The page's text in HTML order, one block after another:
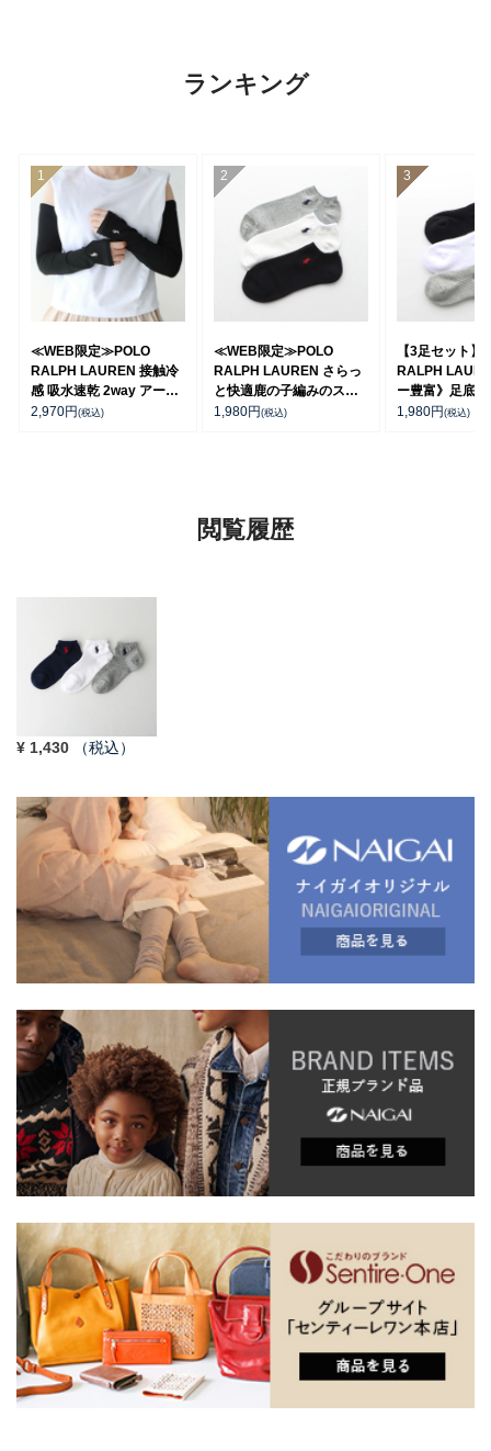
ランキング
≪WEB限定≫POLO
RALPH LAUREN 接触冷
感 吸水速乾 2way アーム
カバー ＆ レッグウォーマ
2,970円(税込)
≪WEB限定≫POLO
RALPH LAUREN さらっ
と快適鹿の子編みのスニ
ーカー丈ソックス 【3足
1,980円(税込)
【3足セット】
RALPH
ー豊富》足底
ポイントソッ
1,980円(税込)
閲覧履歴
¥ 1,430 （税込）